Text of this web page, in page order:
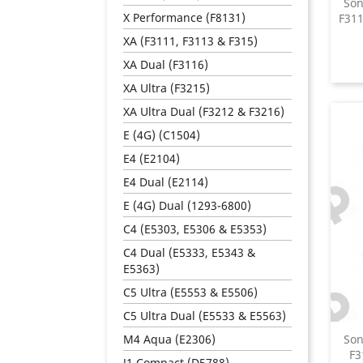
X Performance (F8131)
XA (F3111, F3113 & F315)
XA Dual (F3116)
XA Ultra (F3215)
XA Ultra Dual (F3212 & F3216)
E (4G) (C1504)
E4 (E2104)
E4 Dual (E2114)
E (4G) Dual (1293-6800)
C4 (E5303, E5306 & E5353)
C4 Dual (E5333, E5343 &
E5363)
C5 Ultra (E5553 & E5506)
C5 Ultra Dual (E5533 & E5563)
M4 Aqua (E2306)